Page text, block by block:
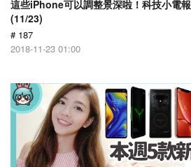
這些iPhone可以調整景深啦！科技小電報
(11/23)
# 187
2018-11-23 01:00